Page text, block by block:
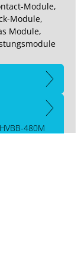
Module,
Module,
Module,
480M